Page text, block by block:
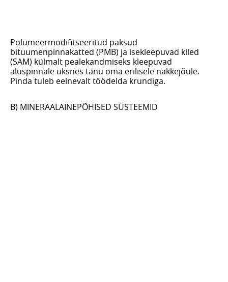
Polümeermodifitseeritud paksud
bituumenpinnakatted (PMB) ja isekleepuvad kiled
(SAM) külmalt pealekandmiseks kleepuvad
aluspinnale üksnes tänu oma erilisele nakkejõule.
Pinda tuleb eelnevalt töödelda krundiga.
B) MINERAALAINEPÕHISED SÜSTEEMID